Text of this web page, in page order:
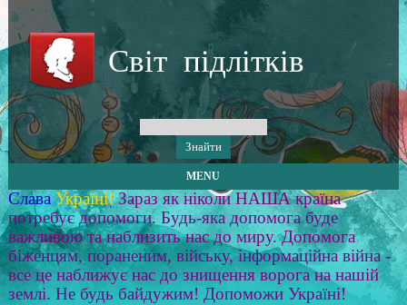
Світ підлітків
MENU
Слава Україні! Зараз як ніколи НАША країна
потребує допомоги. Будь-яка допомога буде
важливою та наблизить нас до миру. Допомога
біженцям, пораненим, війську, інформаційна війна -
все це наближує нас до знищення ворога на нашій
землі. Не будь байдужим! Допоможи Україні!